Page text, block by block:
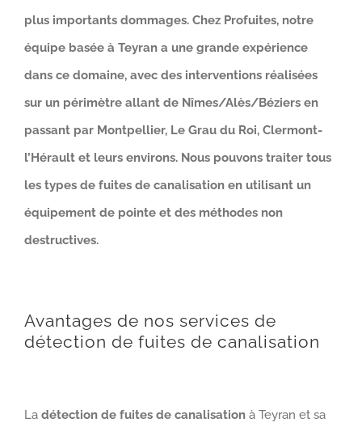
plus importants dommages. Chez Profuites, notre
équipe basée à Teyran a une grande expérience
dans ce domaine, avec des interventions réalisées
sur un périmètre allant de Nîmes/Alès/Béziers en
passant par Montpellier, Le Grau du Roi, Clermont-
l’Hérault et leurs environs. Nous pouvons traiter tous
les types de fuites de canalisation en utilisant un
équipement de pointe et des méthodes non
destructives.
Avantages de nos services de
détection de fuites de canalisation
La détection de fuites de canalisation à Teyran et sa